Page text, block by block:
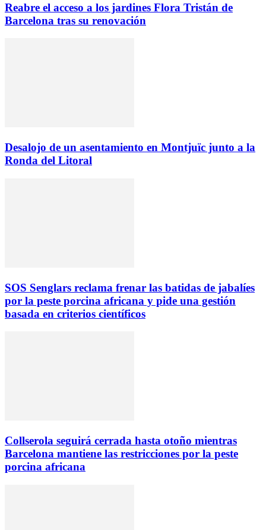
Reabre el acceso a los jardines Flora Tristán de
Barcelona tras su renovación
Desalojo de un asentamiento en Montjuïc junto a la
Ronda del Litoral
SOS Senglars reclama frenar las batidas de jabalíes
por la peste porcina africana y pide una gestión
basada en criterios científicos
Collserola seguirá cerrada hasta otoño mientras
Barcelona mantiene las restricciones por la peste
porcina africana